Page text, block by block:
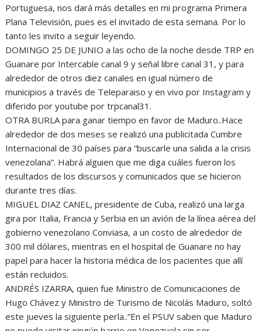
Portuguesa, nos dará más detalles en mi programa Primera
Plana Televisión, pues es el invitado de esta semana. Por lo
tanto les invito a seguir leyendo.
DOMINGO 25 DE JUNIO a las ocho de la noche desde TRP en
Guanare por Intercable canal 9 y señal libre canal 31, y para
alrededor de otros diez canales en igual número de
municipios a través de Teleparaiso y en vivo por Instagram y
diferido por youtube por trpcanal31.
OTRA BURLA para ganar tiempo en favor de Maduro..Hace
alrededor de dos meses se realizó una publicitada Cumbre
Internacional de 30 países para “buscarle una salida a la crisis
venezolana”. Habrá alguien que me diga cuáles fueron los
resultados de los discursos y comunicados que se hicieron
durante tres días.
MIGUEL DIAZ CANEL, presidente de Cuba, realizó una larga
gira por Italia, Francia y Serbia en un avión de la línea aérea del
gobierno venezolano Conviasa, a un costo de alrededor de
300 mil dólares, mientras en el hospital de Guanare no hay
papel para hacer la historia médica de los pacientes que allí
están recluidos.
ANDRÉS IZARRA, quien fue Ministro de Comunicaciones de
Hugo Chávez y Ministro de Turismo de Nicolás Maduro, soltó
este jueves la siguiente perla..”En el PSUV saben que Maduro